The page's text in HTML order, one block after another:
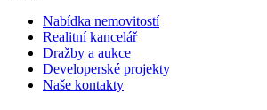
Nabídka nemovitostí
Realitní kancelář
Dražby a aukce
Developerské projekty
Naše kontakty